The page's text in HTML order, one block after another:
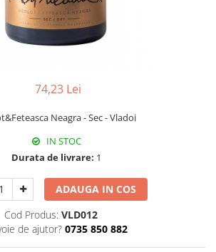
74,23 Lei
Neagra - Sec - Vladoi
IN STOC
Durata de livrare: 1
ADAUGA IN COS
Cod Produs: VLD012
de ajutor? 0735 850 882